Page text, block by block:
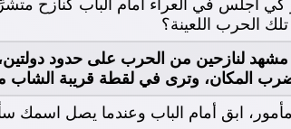
أجلس في العراء أمام الباب كنازح
الحرب اللعينة؟
مشهد لنازحين من الحرب على حدود
المكان، وترى في لقطة قريبة الشاب
مأمور، ابق أمام الباب وعندما يصل اسمك